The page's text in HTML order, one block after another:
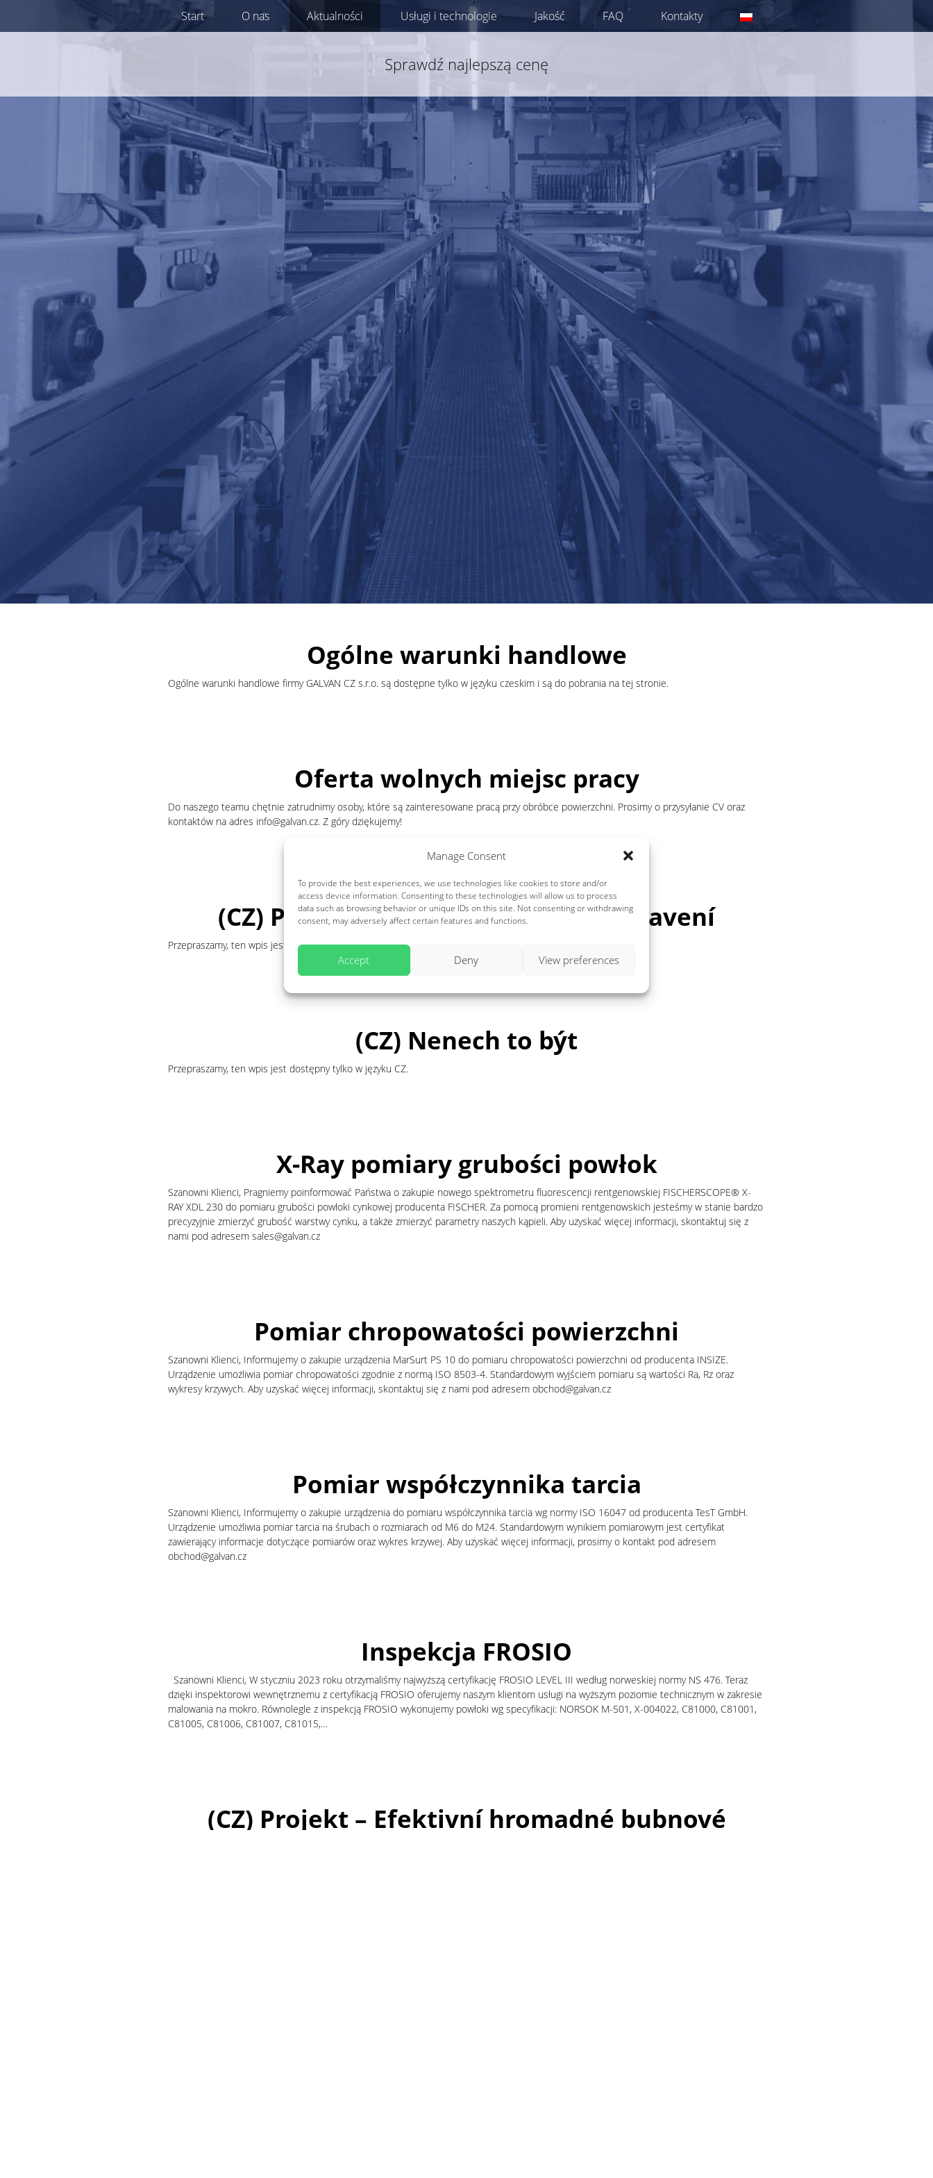
Manage Consent
To provide the best experiences, we use technologies like cookies to store and/or
access device information. Consenting to these technologies will allow us to process
data such as browsing behavior or unique IDs on this site. Not consenting or withdrawing
consent, may adversely affect certain features and functions.
Accept Deny View preferences
Start O nas Aktualności Usługi i technologie Jakość FAQ Kontakty
Sprawdź najlepszą cenę
Ogólne warunki handlowe
Ogólne warunki handlowe firmy GALVAN CZ s.r.o. są dostępne tylko w języku czeskim i są do pobrania na tej stronie.
Oferta wolnych miejsc pracy
Do naszego teamu chętnie zatrudnimy osoby, które są zainteresowane pracą przy obróbce powierzchni. Prosimy o przysyłanie CV oraz
kontaktów na adres info@galvan.cz. Z góry dziękujemy!
(CZ) Projekt – Výměna strojního vybavení
Przepraszamy, ten wpis jest dostępny tylko w języku CZ i EN.
(CZ) Nenech to být
Przepraszamy, ten wpis jest dostępny tylko w języku CZ.
X-Ray pomiary grubości powłok
Szanowni Klienci, Pragniemy poinformować Państwa o zakupie nowego spektrometru fluorescencji rentgenowskiej FISCHERSCOPE® X-
RAY XDL 230 do pomiaru grubości powłoki cynkowej producenta FISCHER. Za pomocą promieni rentgenowskich jesteśmy w stanie bardzo
precyzyjnie zmierzyć grubość warstwy cynku, a także zmierzyć parametry naszych kąpieli. Aby uzyskać więcej informacji, skontaktuj się z
nami pod adresem sales@galvan.cz
Pomiar chropowatości powierzchni
Szanowni Klienci, Informujemy o zakupie urządzenia MarSurt PS 10 do pomiaru chropowatości powierzchni od producenta INSIZE.
Urządzenie umożliwia pomiar chropowatości zgodnie z normą ISO 8503-4. Standardowym wyjściem pomiaru są wartości Ra, Rz oraz
wykresy krzywych. Aby uzyskać więcej informacji, skontaktuj się z nami pod adresem obchod@galvan.cz
Pomiar współczynnika tarcia
Szanowni Klienci, Informujemy o zakupie urządzenia do pomiaru współczynnika tarcia wg normy ISO 16047 od producenta TesT GmbH.
Urządzenie umożliwia pomiar tarcia na śrubach o rozmiarach od M6 do M24. Standardowym wynikiem pomiarowym jest certyfikat
zawierający informacje dotyczące pomiarów oraz wykres krzywej. Aby uzyskać więcej informacji, prosimy o kontakt pod adresem
obchod@galvan.cz
Inspekcja FROSIO
Szanowni Klienci, W styczniu 2023 roku otrzymaliśmy najwyższą certyfikację FROSIO LEVEL III według norweskiej normy NS 476. Teraz
dzięki inspektorowi wewnętrznemu z certyfikacją FROSIO oferujemy naszym klientom usługi na wyższym poziomie technicznym w zakresie
malowania na mokro. Równolegle z inspekcją FROSIO wykonujemy powłoki wg specyfikacji: NORSOK M-501, X-004022, C81000, C81001,
C81005, C81006, C81007, C81015,…
(CZ) Projekt – Efektivní hromadné bubnové